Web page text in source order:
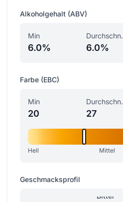
Alkoholgehalt (ABV)
Min
6.0%
Durchschn.
6.0%
Farbe (EBC)
Min
20
Durchschn.
27
Hell Mittel
Geschmacksprofil
Bitter